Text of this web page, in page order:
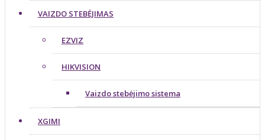
VAIZDO STEBĖJIMAS
EZVIZ
HIKVISION
Vaizdo stebėjimo sistema
XGIMI